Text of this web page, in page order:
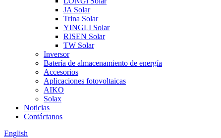
JA Solar
Trina Solar
YINGLI Solar
RISEN Solar
TW Solar
Inversor
Batería de almacenamiento de energía
Accesorios
Aplicaciones fotovoltaicas
AIKO
Solax
Noticias
Contáctanos
English